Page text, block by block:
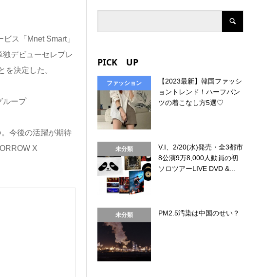
ス「Mnet Smart」
デビューセレブレ
決定した。
ループ
今後の活躍が期待
X
PICK UP
ファッション
【2023最新】韓国ファッシ
ョントレンド！ハーフパン
ツの着こなし方5選♡
未分類
V.I、2/20(水)発売・全3都市
8公演9万8,000人動員の初
ソロツアーLIVE DVD &...
未分類 PM2.5汚染は中国のせい？